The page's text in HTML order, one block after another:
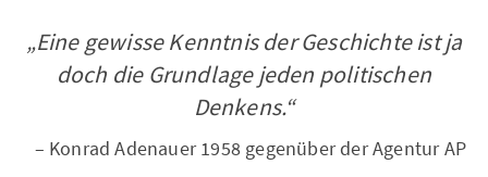
„Eine gewisse Kenntnis der Geschichte ist ja
doch die Grundlage jeden politischen
Denkens.“
– Konrad Adenauer 1958 gegenüber der Agentur AP